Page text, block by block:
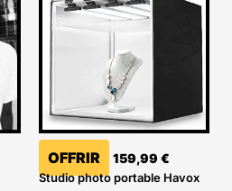
OFFRIR 159,99 €
Studio photo portable Havox